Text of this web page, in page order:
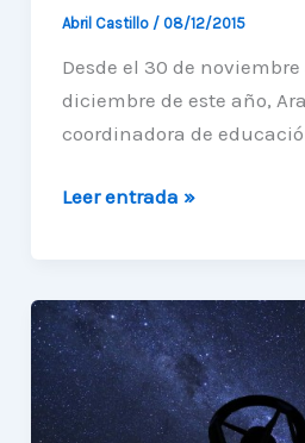
Abril Castillo / 08/12/2015
Desde el 30 de noviembre
diciembre de este año,
coordinadora de
Unidad
con
el
Haus
der
Astronomie
Leer entrada »